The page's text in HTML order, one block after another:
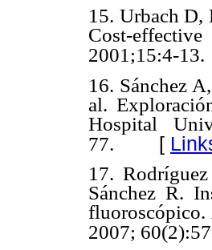
15. Urbach D,
Cost-
2001;15:4-13.
16. Sánchez
al.
Hospital
77. [
17.
Sánchez R.
fluoroscópico.
2007;